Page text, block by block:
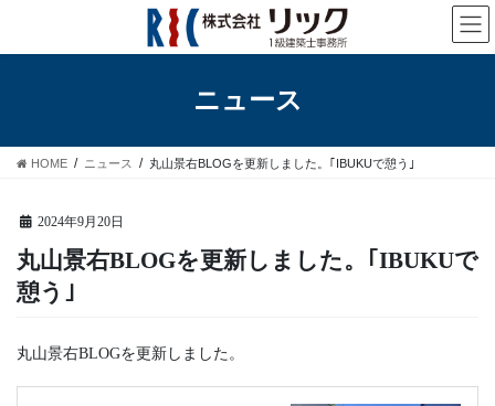
テ
ス
ゲ
ン
ニュース
HOME ニュース 丸山景右BLOGを更新しました。｢IBUKUで憩う｣
2024年9月20日
丸山景右BLOGを更新しました。｢IBUKUで
憩う｣
丸山景右BLOGを更新しました。